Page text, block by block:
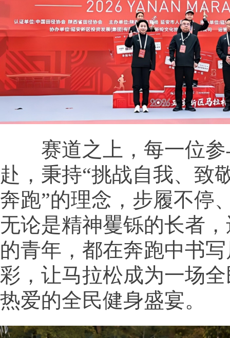
赛道之上，每一位参
赴，秉持“挑战自我、致
奔跑”的理念，步履不停
无论是精神矍铄的长者
的青年，都在奔跑中书
彩，让马拉松成为一场
热爱的全民健身盛宴。